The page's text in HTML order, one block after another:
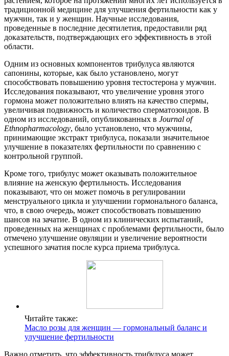
традиционной медицине для улучшения фертильности как у
мужчин, так и у женщин. Научные исследования,
проведенные в последние десятилетия, предоставили ряд
доказательств, подтверждающих его эффективность в этой
области.
Одним из основных компонентов трибулуса являются
сапонины, которые, как было установлено, могут
способствовать повышению уровня тестостерона у мужчин.
Исследования показывают, что увеличение уровня этого
гормона может положительно влиять на качество спермы,
увеличивая подвижность и количество сперматозоидов. В
одном из исследований, опубликованных в Journal of
Ethnopharmacology, было установлено, что мужчины,
принимающие экстракт трибулуса, показали значительное
улучшение в показателях фертильности по сравнению с
контрольной группой.
Кроме того, трибулус может оказывать положительное
влияние на женскую фертильность. Исследования
показывают, что он может помочь в регулировании
менструального цикла и улучшении гормонального баланса,
что, в свою очередь, может способствовать повышению
шансов на зачатие. В одном из клинических испытаний,
проведенных на женщинах с проблемами фертильности, было
отмечено улучшение овуляции и увеличение вероятности
успешного зачатия после курса приема трибулуса.
Читайте также:
Масло розы для женщин — гормональный баланс и
улучшение фертильности
Важно отметить, что эффективность трибулуса может